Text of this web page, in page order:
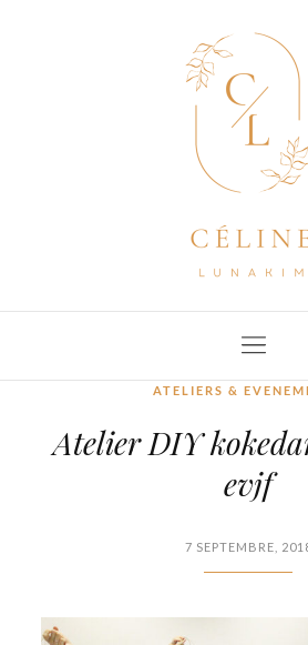
ATELIERS &
Atelier DIY
evjf
7 SEPTEMBRE,